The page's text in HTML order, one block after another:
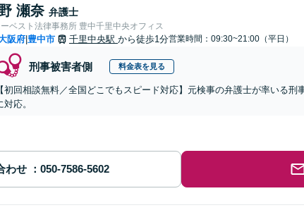
瀬奈 弁護士
ベスト法律事務所 豊中千里中央オフィス
阪府 豊中市 千里中央駅 から徒歩1分営業時間：09:30~21:00（平日）
刑事被害者側 料金表を見る
【初回相談無料／全国どこでもスピード対応】元検事の弁護士が率いる
対応。
わせ